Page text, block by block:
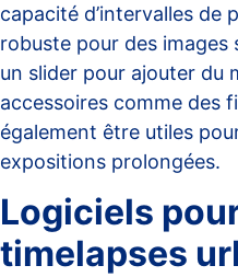
capacité d’intervalles de
robuste pour des images
un slider pour ajouter du
accessoires comme des
également être utiles
expositions prolongées.
Logiciels
timelapses